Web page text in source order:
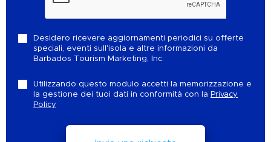
Desidero ricevere aggiornamenti periodici su offerte
speciali, eventi sull'isola e altre informazioni da
Barbados Tourism Marketing, Inc.
Utilizzando questo modulo accetti la memorizzazione e
la gestione dei tuoi dati in conformità con la Privacy
Policy